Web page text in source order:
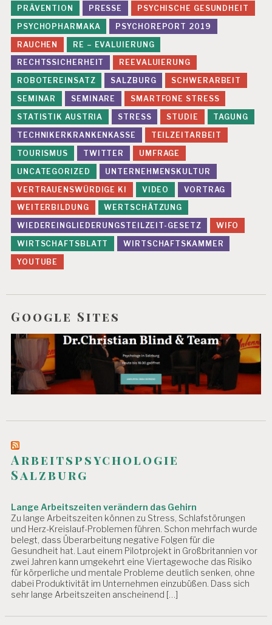
PRÄVENTION PRESSE
PSYCHISCHE GESUNDHEIT
PSYCHOPHARMAKA
PSYCHOREPORT 2019
RAUCHEN
RE – EVALUIERUNG
RECHTSSICHERHEIT
REEVALUIERUNG
ROBOTEREINSATZ
SALZBURG
SCHWERARBEIT
SEMINAR
SEMINARE
SMARTFONE STRESS
STATISTIK AUSTRIA
STRESS STUDIE
TAGUNG
TECHNIKERKRANKENKASSE
TEILZEITARBEIT
TOURISMUS
TWITTER
UMFRAGE
UNCATEGORIZED
UNTERNEHMENSKULTUR
VERTRAUENSWÜRDIGE KI
VIDEO
VORTRAG
WEITERBILDUNG
WERTSCHÄTZUNG
WIEDEREINGLIEDERUNGSTEILZEIT-GESETZ
WIFO
WIRTSCHAFTSBLATT
WIRTSCHAFTSKAMMER
YOUTUBE
Google Sites
Arbeitspsychologie
Salzburg
Lange Arbeitszeiten verändern das Gehirn
Zu lange Arbeitszeiten können zu Stress, Schlafstörungen
und Herz-Kreislauf-Problemen führen. Schon mehrfach wurde
belegt, dass Überarbeitung negative Folgen für die
Gesundheit hat. Laut einem Pilotprojekt in Großbritannien vor
zwei Jahren kann umgekehrt eine Viertagewoche das Risiko
für körperliche und mentale Probleme deutlich senken, ohne
dabei Produktivität im Unternehmen einzubüßen. Dass sich
sehr lange Arbeitszeiten anscheinend […]